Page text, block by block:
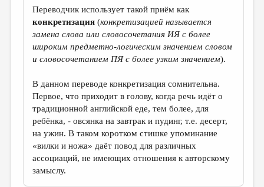
Переводчик использует такой приём как
конкретизация(конкретизацией называется
замена слова или словосочетания ИЯ с более
широким предметно-логическим значением словом
и словосочетанием ПЯ с более узким значением).
В данном переводе конкретизация сомнительна.
Первое, что приходит в голову, когда речь идёт о
традиционной английской еде, тем более, для
ребёнка, - овсянка на завтрак и пудинг, т.е. десерт,
на ужин. В таком коротком стишке упоминание
«вилки и ножа» даёт повод для различных
ассоциаций, не имеющих отношения к авторскому
замыслу.